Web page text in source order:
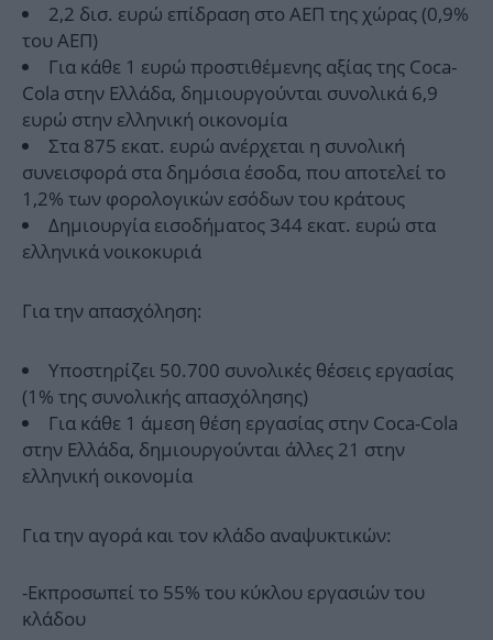
2,2 δισ. ευρώ επίδραση στο ΑΕΠ της χώρας (0,9%
του ΑΕΠ)
Για κάθε 1 ευρώ προστιθέμενης αξίας της Coca-
Cola στην Ελλάδα, δημιουργούνται συνολικά 6,9
ευρώ στην ελληνική οικονομία
Στα 875 εκατ. ευρώ ανέρχεται η συνολική
συνεισφορά στα δημόσια έσοδα, που αποτελεί το
1,2% των φορολογικών εσόδων του κράτους
Δημιουργία εισοδήματος 344 εκατ. ευρώ στα
ελληνικά νοικοκυριά
Για την απασχόληση:
Υποστηρίζει 50.700 συνολικές θέσεις εργασίας
(1% της συνολικής απασχόλησης)
Για κάθε 1 άμεση θέση εργασίας στην Coca-Cola
στην Ελλάδα, δημιουργούνται άλλες 21 στην
ελληνική οικονομία
Για την αγορά και τον κλάδο αναψυκτικών:
-Εκπροσωπεί το 55% του κύκλου εργασιών του
κλάδου